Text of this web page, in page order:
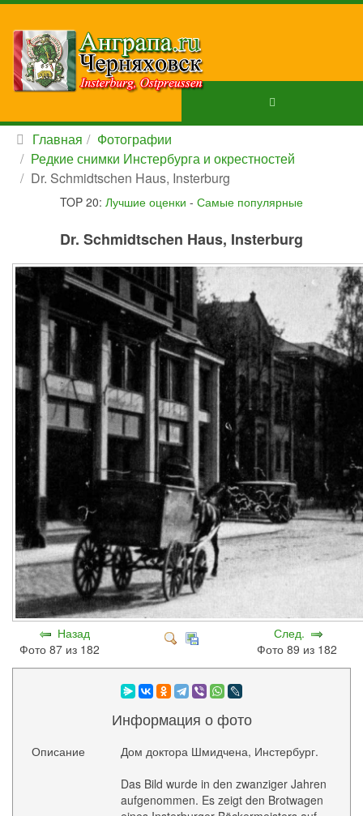
Главная
Фотографии
Редкие снимки Инстербурга и окрестностей
Dr. Schmidtschen Haus, Insterburg
TOP 20: Лучшие оценки - Самые популярные
Dr. Schmidtschen Haus, Insterburg
Назад
Фото 87 из 182
След.
Фото 89 из 182
Информация о фото
Описание
Дом доктора Шмидчена, Инстербург.
Das Bild wurde in den zwanziger Jahren
aufgenommen. Es zeigt den Brotwagen